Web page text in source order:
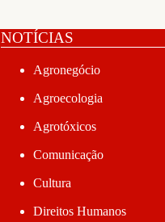
NOTÍCIAS
Agronegócio
Agroecologia
Agrotóxicos
Comunicação
Cultura
Direitos Humanos